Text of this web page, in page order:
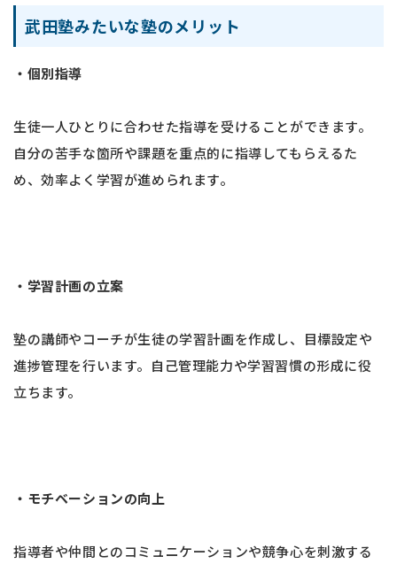
武田塾みたいな塾のメリット
・個別指導
生徒一人ひとりに合わせた指導を受けることができます。
自分の苦手な箇所や課題を重点的に指導してもらえるた
め、効率よく学習が進められます。
・学習計画の立案
塾の講師やコーチが生徒の学習計画を作成し、目標設定や
進捗管理を行います。自己管理能力や学習習慣の形成に役
立ちます。
・モチベーションの向上
指導者や仲間とのコミュニケーションや競争心を刺激する